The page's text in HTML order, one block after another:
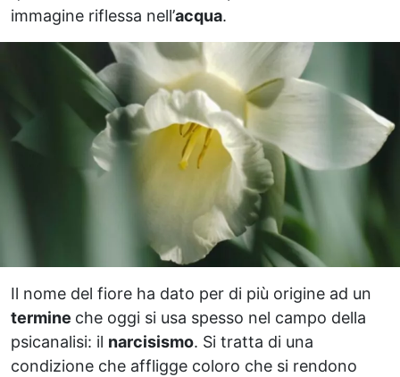
immagine riflessa nell’acqua.
Il nome del fiore ha dato per di più origine ad un
termine che oggi si usa spesso nel campo della
psicanalisi: il narcisismo. Si tratta di una
condizione che affligge coloro che si rendono